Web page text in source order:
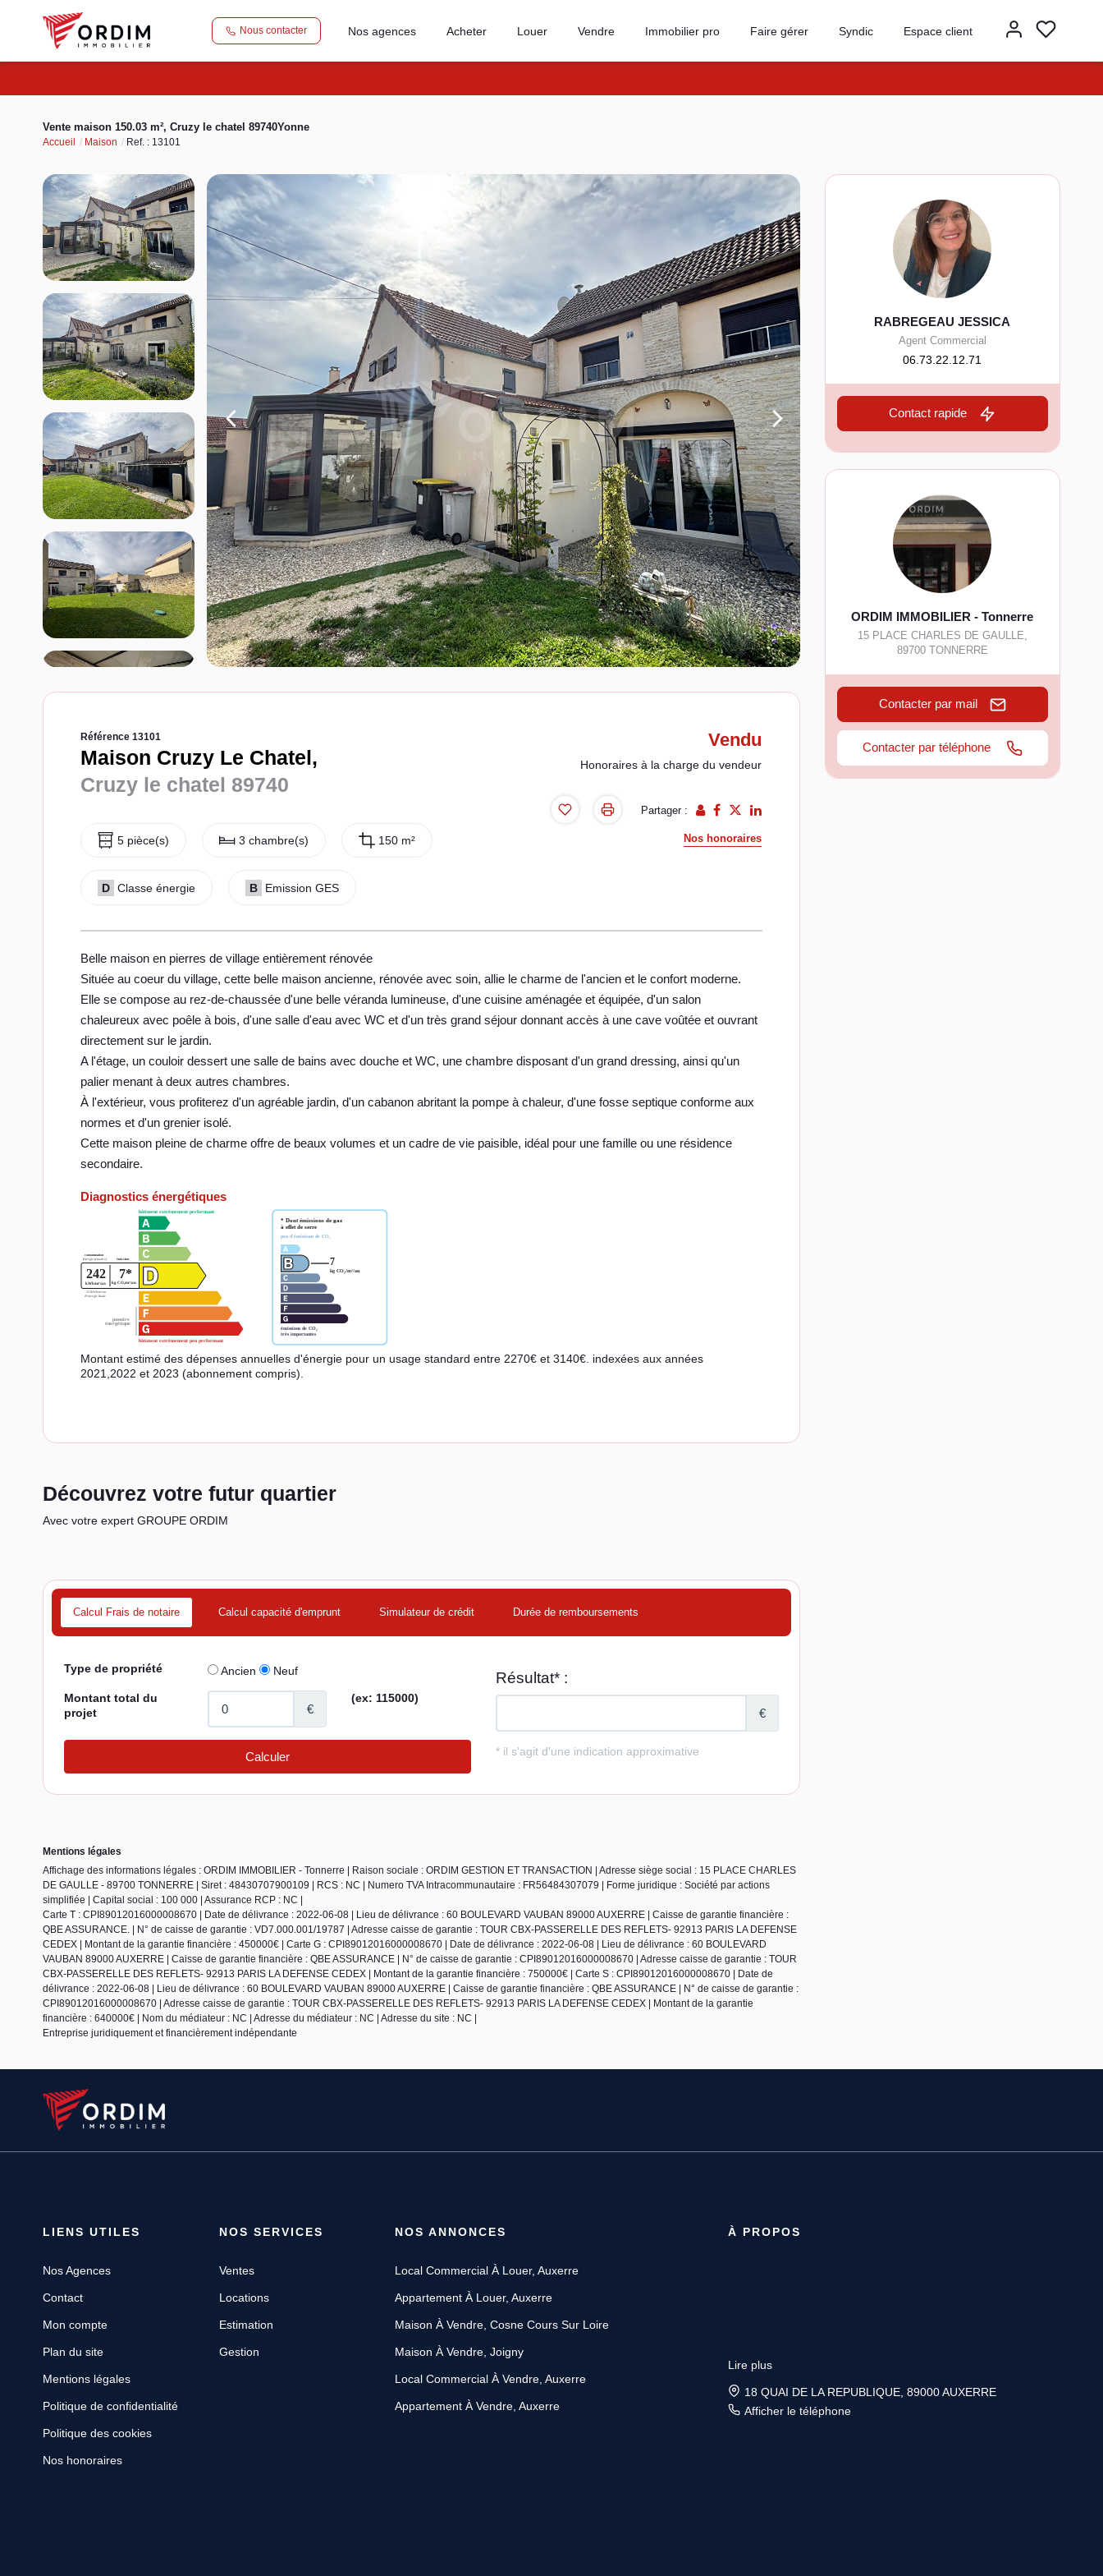
Nous contacter Nos agences Acheter Louer Vendre Immobilier pro Faire gérer Syndic Espace client
Vente maison 150.03 m², Cruzy le chatel 89740Yonne
Accueil Maison Ref. : 13101
Référence 13101
Maison Cruzy Le Chatel,
Cruzy le chatel 89740
5 pièce(s) 3 chambre(s) 150 m²
D Classe énergie B Emission GES
Vendu
Honoraires à la charge du vendeur
Partager :
Nos honoraires
Belle maison en pierres de village entièrement rénovée
Située au coeur du village, cette belle maison ancienne, rénovée avec soin, allie le charme de l'ancien et le confort moderne.
Elle se compose au rez-de-chaussée d'une belle véranda lumineuse, d'une cuisine aménagée et équipée, d'un salon
chaleureux avec poêle à bois, d'une salle d'eau avec WC et d'un très grand séjour donnant accès à une cave voûtée et ouvrant
directement sur le jardin.
A l'étage, un couloir dessert une salle de bains avec douche et WC, une chambre disposant d'un grand dressing, ainsi qu'un
palier menant à deux autres chambres.
À l'extérieur, vous profiterez d'un agréable jardin, d'un cabanon abritant la pompe à chaleur, d'une fosse septique conforme aux
normes et d'un grenier isolé.
Cette maison pleine de charme offre de beaux volumes et un cadre de vie paisible, idéal pour une famille ou une résidence
secondaire.
Diagnostics énergétiques
Montant estimé des dépenses annuelles d'énergie pour un usage standard entre 2270€ et 3140€. indexées aux années
2021,2022 et 2023 (abonnement compris).
Découvrez votre futur quartier
Avec votre expert GROUPE ORDIM
Calcul Frais de notaire Calcul capacité d'emprunt Simulateur de crédit Durée de remboursements
RABREGEAU JESSICA
Agent Commercial
06.73.22.12.71
Contact rapide
ORDIM IMMOBILIER - Tonnerre
15 PLACE CHARLES DE GAULLE,
89700 TONNERRE
Contacter par mail
Contacter par téléphone
Mentions légales
Affichage des informations légales : ORDIM IMMOBILIER - Tonnerre | Raison sociale : ORDIM GESTION ET TRANSACTION | Adresse siège social : 15 PLACE CHARLES
DE GAULLE - 89700 TONNERRE | Siret : 48430707900109 | RCS : NC | Numero TVA Intracommunautaire : FR56484307079 | Forme juridique : Société par actions
simplifiée | Capital social : 100 000 | Assurance RCP : NC |
Carte T : CPI89012016000008670 | Date de délivrance : 2022-06-08 | Lieu de délivrance : 60 BOULEVARD VAUBAN 89000 AUXERRE | Caisse de garantie financière :
QBE ASSURANCE. | N° de caisse de garantie : VD7.000.001/19787 | Adresse caisse de garantie : TOUR CBX-PASSERELLE DES REFLETS- 92913 PARIS LA DEFENSE
CEDEX | Montant de la garantie financière : 450000€ | Carte G : CPI89012016000008670 | Date de délivrance : 2022-06-08 | Lieu de délivrance : 60 BOULEVARD
VAUBAN 89000 AUXERRE | Caisse de garantie financière : QBE ASSURANCE | N° de caisse de garantie : CPI89012016000008670 | Adresse caisse de garantie : TOUR
CBX-PASSERELLE DES REFLETS- 92913 PARIS LA DEFENSE CEDEX | Montant de la garantie financière : 750000€ | Carte S : CPI89012016000008670 | Date de
délivrance : 2022-06-08 | Lieu de délivrance : 60 BOULEVARD VAUBAN 89000 AUXERRE | Caisse de garantie financière : QBE ASSURANCE | N° de caisse de garantie :
CPI89012016000008670 | Adresse caisse de garantie : TOUR CBX-PASSERELLE DES REFLETS- 92913 PARIS LA DEFENSE CEDEX | Montant de la garantie
financière : 640000€ | Nom du médiateur : NC | Adresse du médiateur : NC | Adresse du site : NC |
Entreprise juridiquement et financièrement indépendante
LIENS UTILES
Nos Agences
Contact
Mon compte
Plan du site
Mentions légales
Politique de confidentialité
Politique des cookies
Nos honoraires
NOS SERVICES
Ventes
Locations
Estimation
Gestion
NOS ANNONCES
Local Commercial À Louer, Auxerre
Appartement À Louer, Auxerre
Maison À Vendre, Cosne Cours Sur Loire
Maison À Vendre, Joigny
Local Commercial À Vendre, Auxerre
Appartement À Vendre, Auxerre
À PROPOS
Lire plus
6 place Vauban, 89200 AVALLON
Afficher le téléphone